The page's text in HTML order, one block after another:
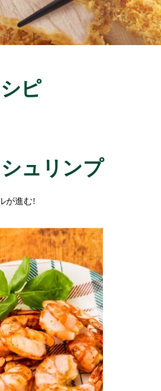
ピ
ュリンプ
が進む!